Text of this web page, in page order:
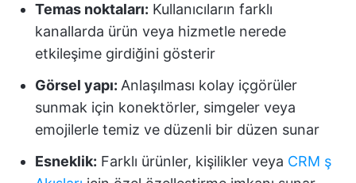
Temas noktaları: Kullanıcıların farklı
kanallarda ürün veya hizmetle nerede
etkileşime girdiğini gösterir
Görsel yapı: Anlaşılması kolay içgörüler
sunmak için konektörler, simgeler veya
emojilerle temiz ve düzenli bir düzen sunar
Esneklik: Farklı ürünler, kişilikler veya CRM ş